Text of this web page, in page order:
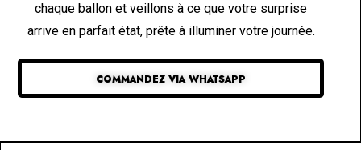
chaque ballon et veillons à ce que votre surprise
arrive en parfait état, prête à illuminer votre journée.
COMMANDEZ VIA WHATSAPP